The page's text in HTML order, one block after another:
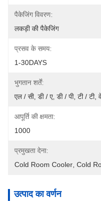
पैकेजिंग विवरण:
लकड़ी की पैकेजिंग
प्रसव के समय:
1-30DAYS
भुगतान शर्तें:
एल / सी, डी / ए, डी / पी, टी / टी,
आपूर्ति की क्षमता:
1000
प्रमुखता देना:
Cold Room Cooler Cold
उत्पाद का वर्णन